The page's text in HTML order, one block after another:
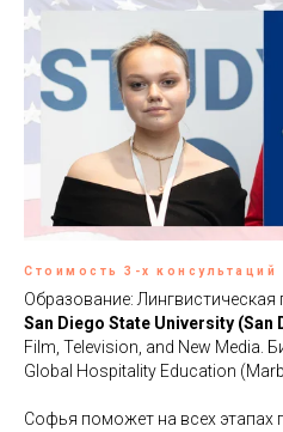
Стоимость 3-х
Образование: Лингвистическая
San Diego State University (San
Film, Television, and New Media.
Global Hospitality Education
Софья поможет на всех этапах